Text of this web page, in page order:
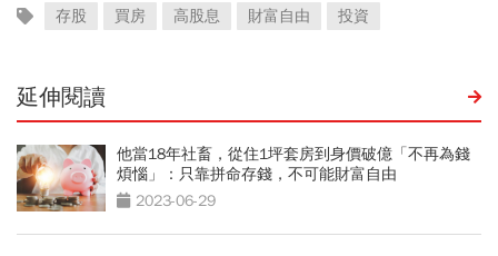
存股 買房 高股息 財富自由 投資
延伸閱讀
他當18年社畜，從住1坪套房到身價破億「不再為錢
煩惱」：只靠拼命存錢，不可能財富自由
2023-06-29